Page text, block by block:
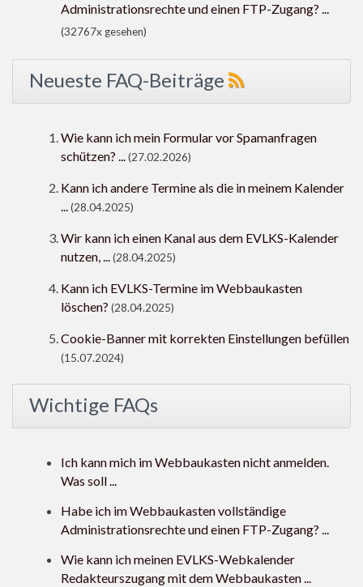
Administrationsrechte und einen FTP-Zugang? ...
(32767x gesehen)
Neueste FAQ-Beiträge
Wie kann ich mein Formular vor Spamanfragen
schützen? ...(27.02.2026)
Kann ich andere Termine als die in meinem Kalender
...(28.04.2025)
Wir kann ich einen Kanal aus dem EVLKS-Kalender
nutzen, ...(28.04.2025)
Kann ich EVLKS-Termine im Webbaukasten
löschen? (28.04.2025)
Cookie-Banner mit korrekten Einstellungen befüllen
(15.07.2024)
Wichtige FAQs
Ich kann mich im Webbaukasten nicht anmelden.
Was soll ...
Habe ich im Webbaukasten vollständige
Administrationsrechte und einen FTP-Zugang? ...
Wie kann ich meinen EVLKS-Webkalender
Redakteurszugang mit dem Webbaukasten ...